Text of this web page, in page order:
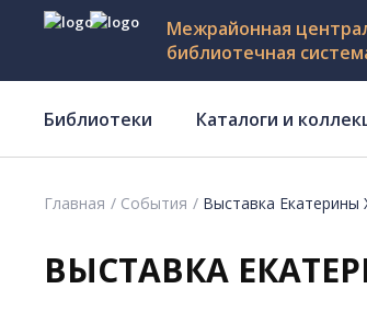
Межрайонная
библиотечная
Библиотеки Каталоги и
Главная События Выставка Екатерины
ВЫСТАВКА